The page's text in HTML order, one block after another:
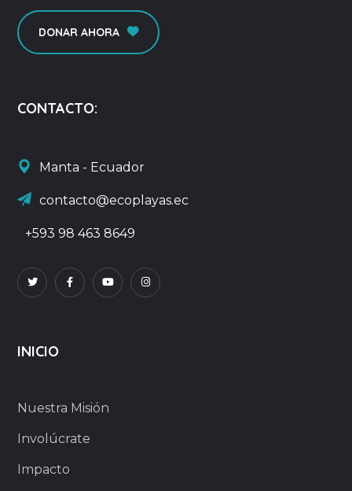
DONAR AHORA
CONTACTO:
Manta - Ecuador
contacto@ecoplayas.ec
+593 98 463 8649
INICIO
Nuestra Misión
Involúcrate
Impacto